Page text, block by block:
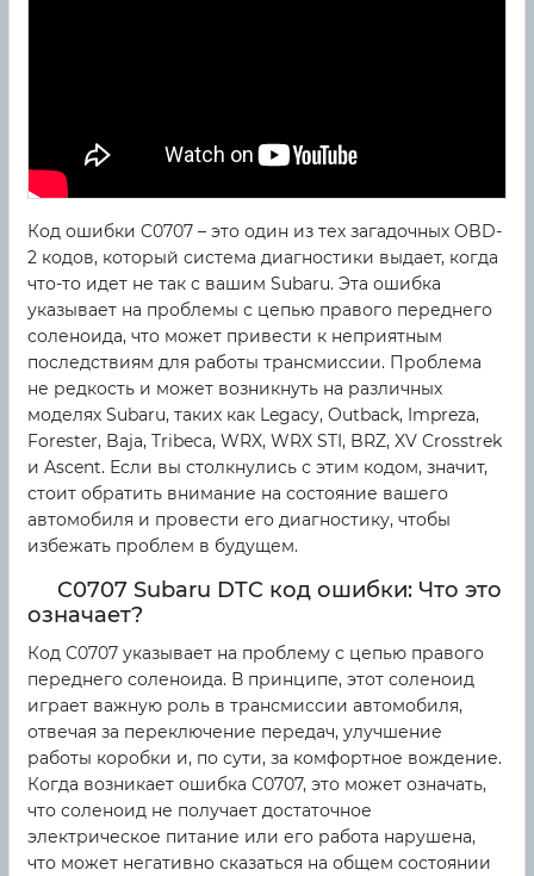
Код ошибки C0707 – это один из тех загадочных OBD-
2 кодов, который система диагностики выдает, когда
что-то идет не так с вашим Subaru. Эта ошибка
указывает на проблемы с цепью правого переднего
соленоида, что может привести к неприятным
последствиям для работы трансмиссии. Проблема
не редкость и может возникнуть на различных
моделях Subaru, таких как Legacy, Outback, Impreza,
Forester, Baja, Tribeca, WRX, WRX STI, BRZ, XV Crosstrek
и Ascent. Если вы столкнулись с этим кодом, значит,
стоит обратить внимание на состояние вашего
автомобиля и провести его диагностику, чтобы
избежать проблем в будущем.
C0707 Subaru DTC код ошибки: Что это
означает?
Код C0707 указывает на проблему с цепью правого
переднего соленоида. В принципе, этот соленоид
играет важную роль в трансмиссии автомобиля,
отвечая за переключение передач, улучшение
работы коробки и, по сути, за комфортное вождение.
Когда возникает ошибка C0707, это может означать,
что соленоид не получает достаточное
электрическое питание или его работа нарушена,
что может негативно сказаться на общем состоянии